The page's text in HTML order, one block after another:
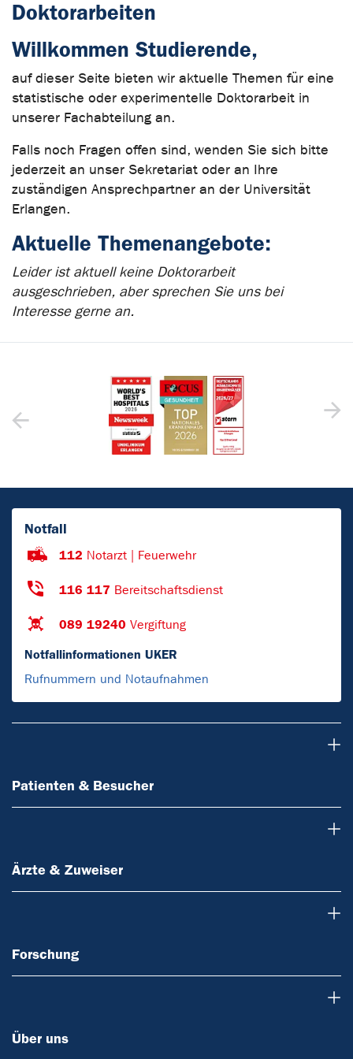
Doktorarbeiten
Willkommen Studierende,
auf dieser Seite bieten wir aktuelle Themen für eine
statistische oder experimentelle Doktorarbeit in
unserer Fachabteilung an.
Falls noch Fragen offen sind, wenden Sie sich bitte
jederzeit an unser Sekretariat oder an Ihre
zuständigen Ansprechpartner an der Universität
Erlangen.
Aktuelle Themenangebote:
Leider ist aktuell keine Doktorarbeit
ausgeschrieben, aber sprechen Sie uns bei
Interesse gerne an.
Notfall
112 Notarzt | Feuerwehr
116 117 Bereitschaftsdienst
089 19240 Vergiftung
Notfallinformationen UKER
Rufnummern und Notaufnahmen
Patienten & Besucher
Ärzte & Zuweiser
Forschung
Über uns